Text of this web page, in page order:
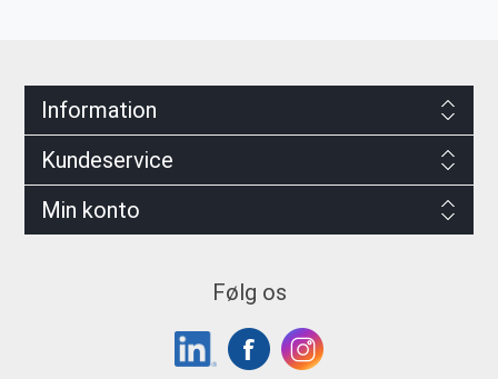
Information
Kundeservice
Min konto
Følg os